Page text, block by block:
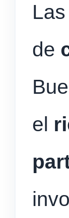
de
el